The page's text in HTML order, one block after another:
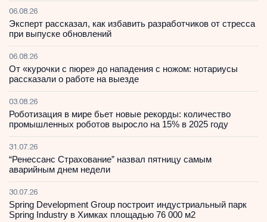
06.08.26
Эксперт рассказал, как избавить разработчиков от стресса
при выпуске обновлений
06.08.26
От «курочки с пюре» до нападения с ножом: нотариусы
рассказали о работе на выезде
03.08.26
Роботизация в мире бьет новые рекорды: количество
промышленных роботов выросло на 15% в 2025 году
31.07.26
“Ренессанс Страхование” назвал пятницу самым
аварийным днем недели
30.07.26
Spring Development Group построит индустриальный парк
Spring Industry в Химках площадью 76 000 м2